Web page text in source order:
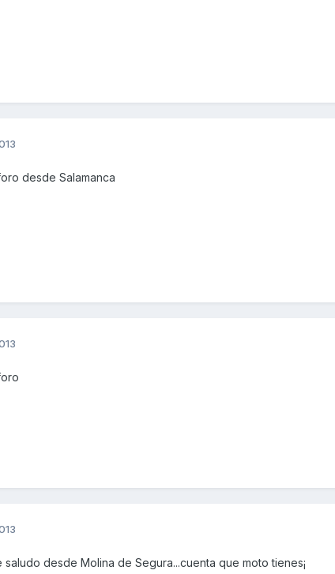
desde Salamanca
desde Molina de Segura...cuenta que moto tienes¡